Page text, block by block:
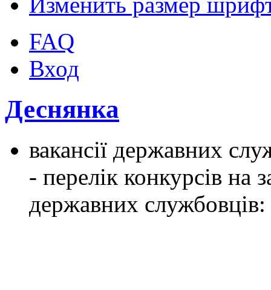
FAQ
Вход
Деснянка
вакансії державних
- перелік конкурсів на
державних службовців: